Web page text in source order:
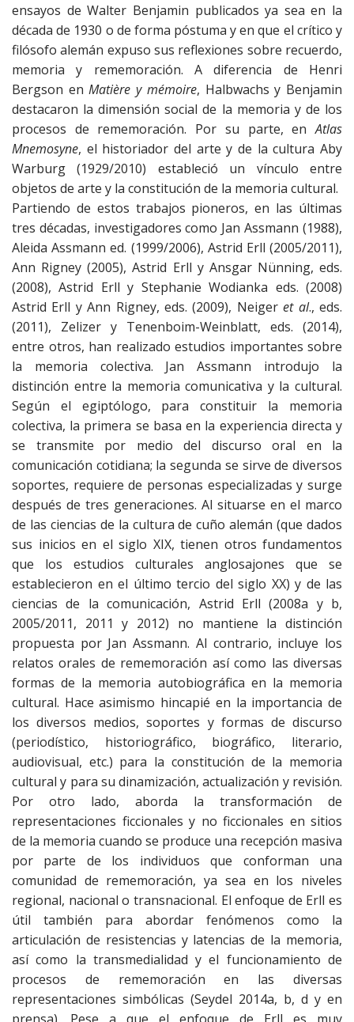
ensayos de Walter Benjamin publicados ya sea en la
década de 1930 o de forma póstuma y en que el crítico y
filósofo alemán expuso sus reflexiones sobre recuerdo,
memoria y rememoración. A diferencia de Henri
Bergson en Matière y mémoire, Halbwachs y Benjamin
destacaron la dimensión social de la memoria y de los
procesos de rememoración. Por su parte, enAtlas
Mnemosyne, el historiador del arte y de la cultura Aby
Warburg (1929/2010) estableció un vínculo entre
objetos de arte y la constitución de la memoria cultural.
Partiendo de estos trabajos pioneros, en las últimas
tres décadas, investigadores como Jan Assmann (1988),
Aleida Assmann ed. (1999/2006), Astrid Erll (2005/2011),
Ann Rigney (2005), Astrid Erll y Ansgar Nünning, eds.
(2008), Astrid Erll y Stephanie Wodianka eds. (2008)
Astrid Erll y Ann Rigney, eds. (2009), Neigeret al., eds.
(2011), Zelizer y Tenenboim-Weinblatt, eds. (2014),
entre otros, han realizado estudios importantes sobre
la memoria colectiva. Jan Assmann introdujo la
distinción entre la memoria comunicativa y la cultural.
Según el egiptólogo, para constituir la memoria
colectiva, la primera se basa en la experiencia directa y
se transmite por medio del discurso oral en la
comunicación cotidiana; la segunda se sirve de diversos
soportes, requiere de personas especializadas y surge
después de tres generaciones. Al situarse en el marco
de las ciencias de la cultura de cuño alemán (que dados
sus inicios en el siglo XIX, tienen otros fundamentos
que los estudios culturales anglosajones que se
establecieron en el último tercio del siglo XX) y de las
ciencias de la comunicación, Astrid Erll (2008a y b,
2005/2011, 2011 y 2012) no mantiene la distinción
propuesta por Jan Assmann. Al contrario, incluye los
relatos orales de rememoración así como las diversas
formas de la memoria autobiográfica en la memoria
cultural. Hace asimismo hincapié en la importancia de
los diversos medios, soportes y formas de discurso
(periodístico, historiográfico, biográfico, literario,
audiovisual, etc.) para la constitución de la memoria
cultural y para su dinamización, actualización y revisión.
Por otro lado, aborda la transformación de
representaciones ficcionales y no ficcionales en sitios
de la memoria cuando se produce una recepción masiva
por parte de los individuos que conforman una
comunidad de rememoración, ya sea en los niveles
regional, nacional o transnacional. El enfoque de Erll es
útil también para abordar fenómenos como la
articulación de resistencias y latencias de la memoria,
así como la transmedialidad y el funcionamiento de
procesos de rememoración en las diversas
representaciones simbólicas (Seydel 2014a, b, d y en